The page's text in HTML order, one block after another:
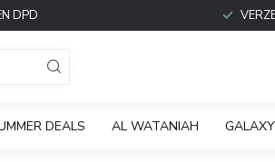
DPD
DEALS AL WATANIAH